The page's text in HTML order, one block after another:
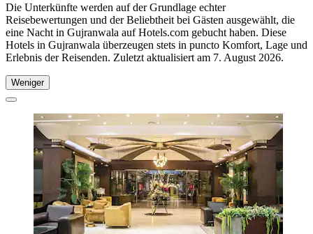
Die Unterkünfte werden auf der Grundlage echter
Reisebewertungen und der Beliebtheit bei Gästen ausgewählt, die
eine Nacht in Gujranwala auf Hotels.com gebucht haben. Diese
Hotels in Gujranwala überzeugen stets in puncto Komfort, Lage und
Erlebnis der Reisenden. Zuletzt aktualisiert am 7. August 2026.
Weniger